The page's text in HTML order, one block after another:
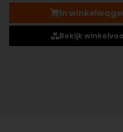
In
Bekijk